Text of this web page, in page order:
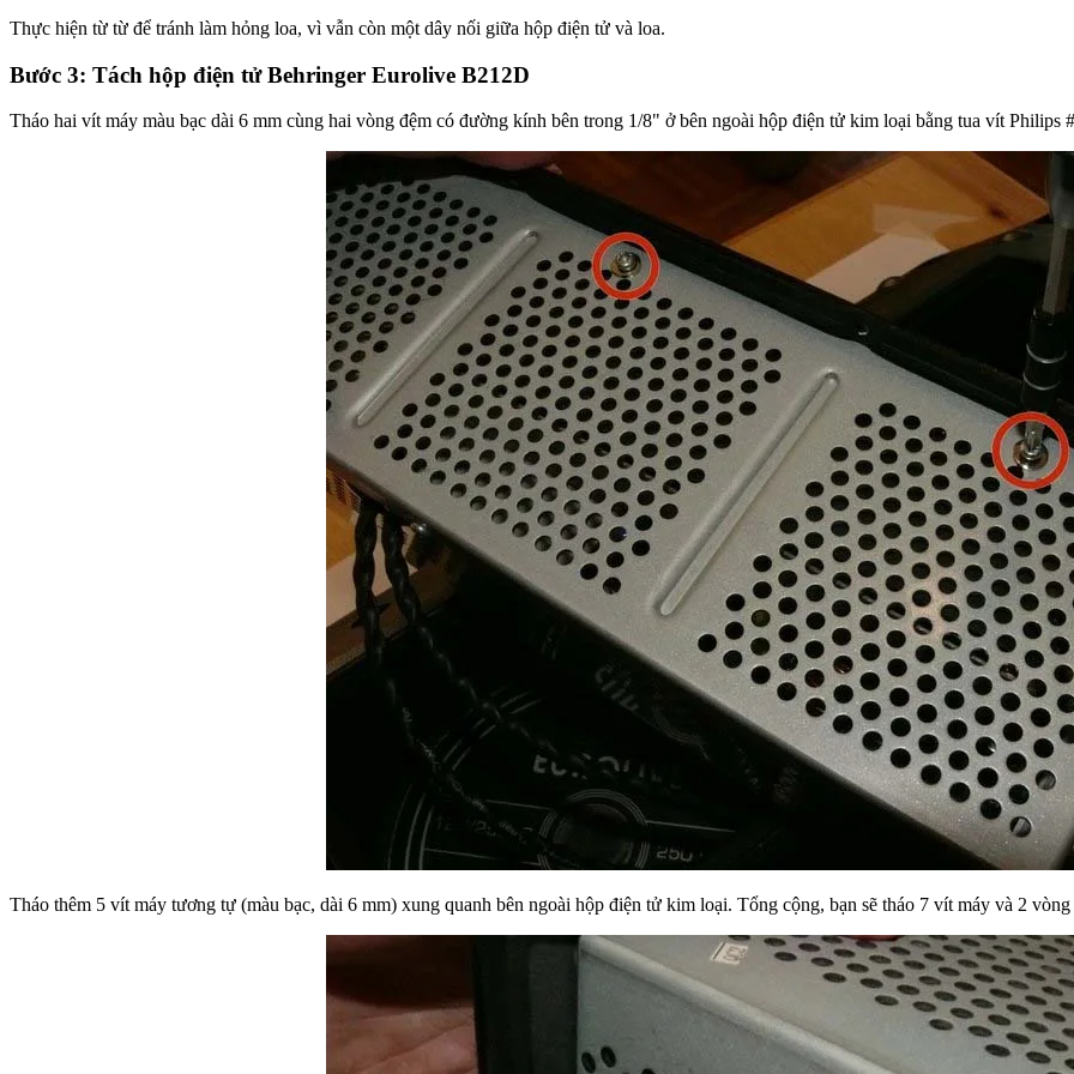
Thực hiện từ từ để tránh làm hỏng loa, vì vẫn còn một dây nối giữa hộp điện tử và loa.
Bước 3: Tách hộp điện tử Behringer Eurolive B212D
Tháo hai vít máy màu bạc dài 6 mm cùng hai vòng đệm có đường kính bên trong 1/8" ở bên ngoài hộp điện tử kim loại bằng tua vít Philips
Tháo thêm 5 vít máy tương tự (màu bạc, dài 6 mm) xung quanh bên ngoài hộp điện tử kim loại. Tổng cộng, bạn sẽ tháo 7 vít máy và 2 vòng